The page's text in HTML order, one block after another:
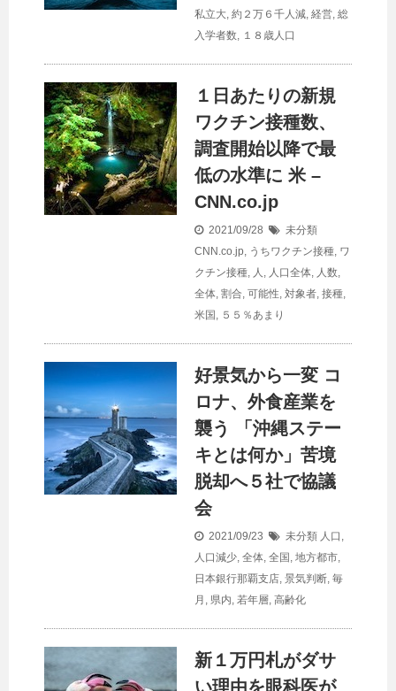
私立大, 約２万６千人減, 経営, 総
入学者数, １８歳人口
１日あたりの新規
ワクチン接種数、
調査開始以降で最
低の水準に 米 –
CNN.co.jp
2021/09/28
未分類
CNN.co.jp, うちワクチン接種, ワ
クチン接種, 人 , 人口全体, 人数,
全体, 割合, 可能性, 対象者, 接種,
米国 , ５５％あまり
好景気から一変 コ
ロナ、外食産業を
襲う 「沖縄ステー
キとは何か」苦境
脱却へ５社で協議
会
2021/09/23 未分類 人口 ,
人口減少, 全体, 全国 , 地方都市,
日本銀行那覇支店, 景気判断, 毎
月 , 県内, 若年層, 高齢化
新１万円札がダサ
い理由を眼科医が